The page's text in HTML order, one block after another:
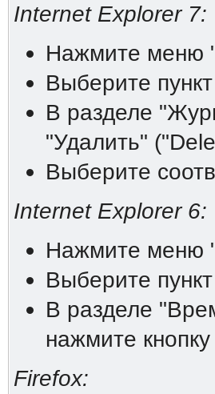
Internet Explorer 7:
Нажмите меню
Выберите
В разделе
"Удалить"
Выберите
Internet Explorer 6:
Нажмите меню
Выберите
В разделе
нажмите
Firefox: